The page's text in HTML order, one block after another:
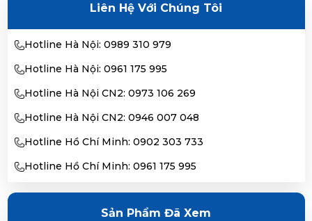
Liên Hệ Với Chúng Tôi
Hotline Hà Nội: 0989 310 979
Hotline Hà Nội: 0961 175 995
Hotline Hà Nội CN2: 0973 106 269
Hotline Hà Nội CN2: 0946 007 048
Hotline Hồ Chí Minh: 0902 303 733
Hotline Hồ Chí Minh: 0961 175 995
Sản Phẩm Đã Xem